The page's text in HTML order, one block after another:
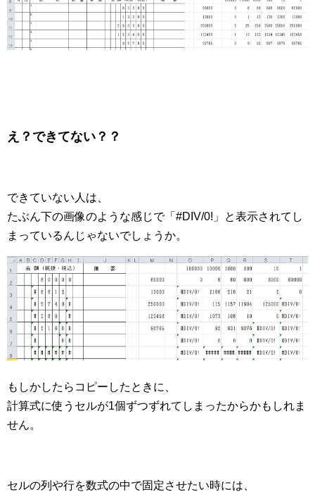
え？できてない？？
できていない人は、
たぶん下の画像のような感じで「#DIV/0!」と表示されてし
まっているんじゃないでしょうか。
もしかしたらコピーしたときに、
計算式に使うセルが1個ずつずれてしまったからかもしれま
せん。
セルの列や行を数式の中で固定させたい時には、